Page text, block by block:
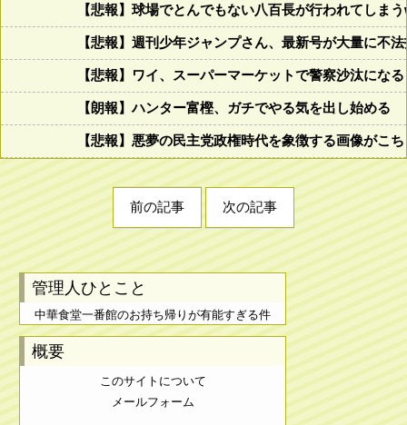
【悲報】球場でとんでもない八百長が行われてし
【悲報】週刊少年ジャンプさん、最新号が大量に不
【悲報】ワイ、スーパーマーケットで警察沙汰にな
【朗報】ハンター富樫、ガチでやる気を出し始める
【悲報】悪夢の民主党政権時代を象徴する画像がこ
前の記事 次の記事
管理人ひとこと
中華食堂一番館のお持ち帰りが有能すぎる件
概要
このサイトについて
メールフォーム